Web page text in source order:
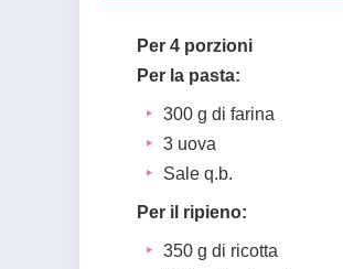
Per 4 porzioni
Per la pasta:
300 g di farina
3 uova
Sale q.b.
Per il ripieno:
350 g di ricotta